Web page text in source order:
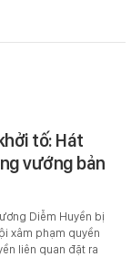
tố: Hát
vướng bản
Diễm Huyền bị
xâm phạm quyền
liên quan đặt ra